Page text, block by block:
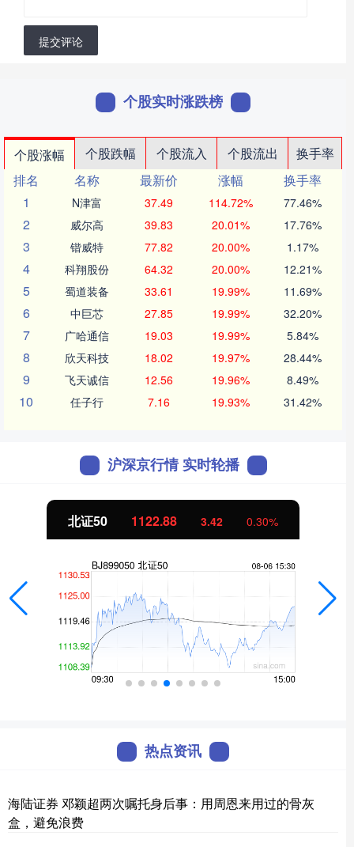
提交评论
个股实时涨跌榜
个股涨幅 个股跌幅 个股流入 个股流出
换手率
排名
名称 最新价 涨幅
换手率
1
N津富 37.49 114.72% 77.46%
2 威尔高 39.83 20.01% 17.76%
3 锴威特 77.82 20.00% 1.17%
4 科翔股份 64.32 20.00% 12.21%
5 蜀道装备 33.61 19.99% 11.69%
6 中巨芯 27.85 19.99% 32.20%
7 广哈通信 19.03 19.99% 5.84%
8 欣天科技 18.02 19.97% 28.44%
9 飞天诚信 12.56 19.96% 8.49%
10 任子行 7.16 19.93% 31.42%
沪深京行情 实时轮播
北证50 1122.88 3.42 0.30%
热点资讯
海陆证券 邓颖超两次嘱托身后事：用周恩来用过的骨灰
盒，避免浪费